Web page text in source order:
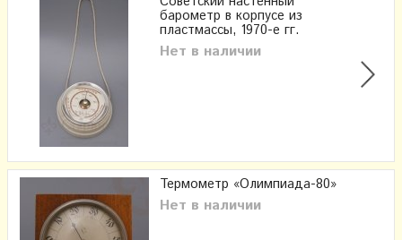
барометр в корпусе из
пластмассы, 1970-е гг.
Нет в наличии
Термометр «Олимпиада-80»
Нет в наличии